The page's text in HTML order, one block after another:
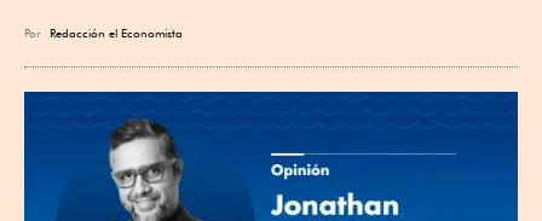
Por Redacción el Economista